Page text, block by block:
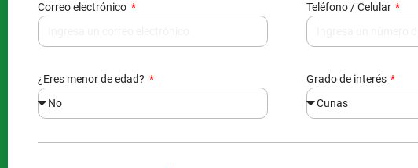
Correo electrónico Teléfono / Celular
¿Eres menor de edad? Grado de interés